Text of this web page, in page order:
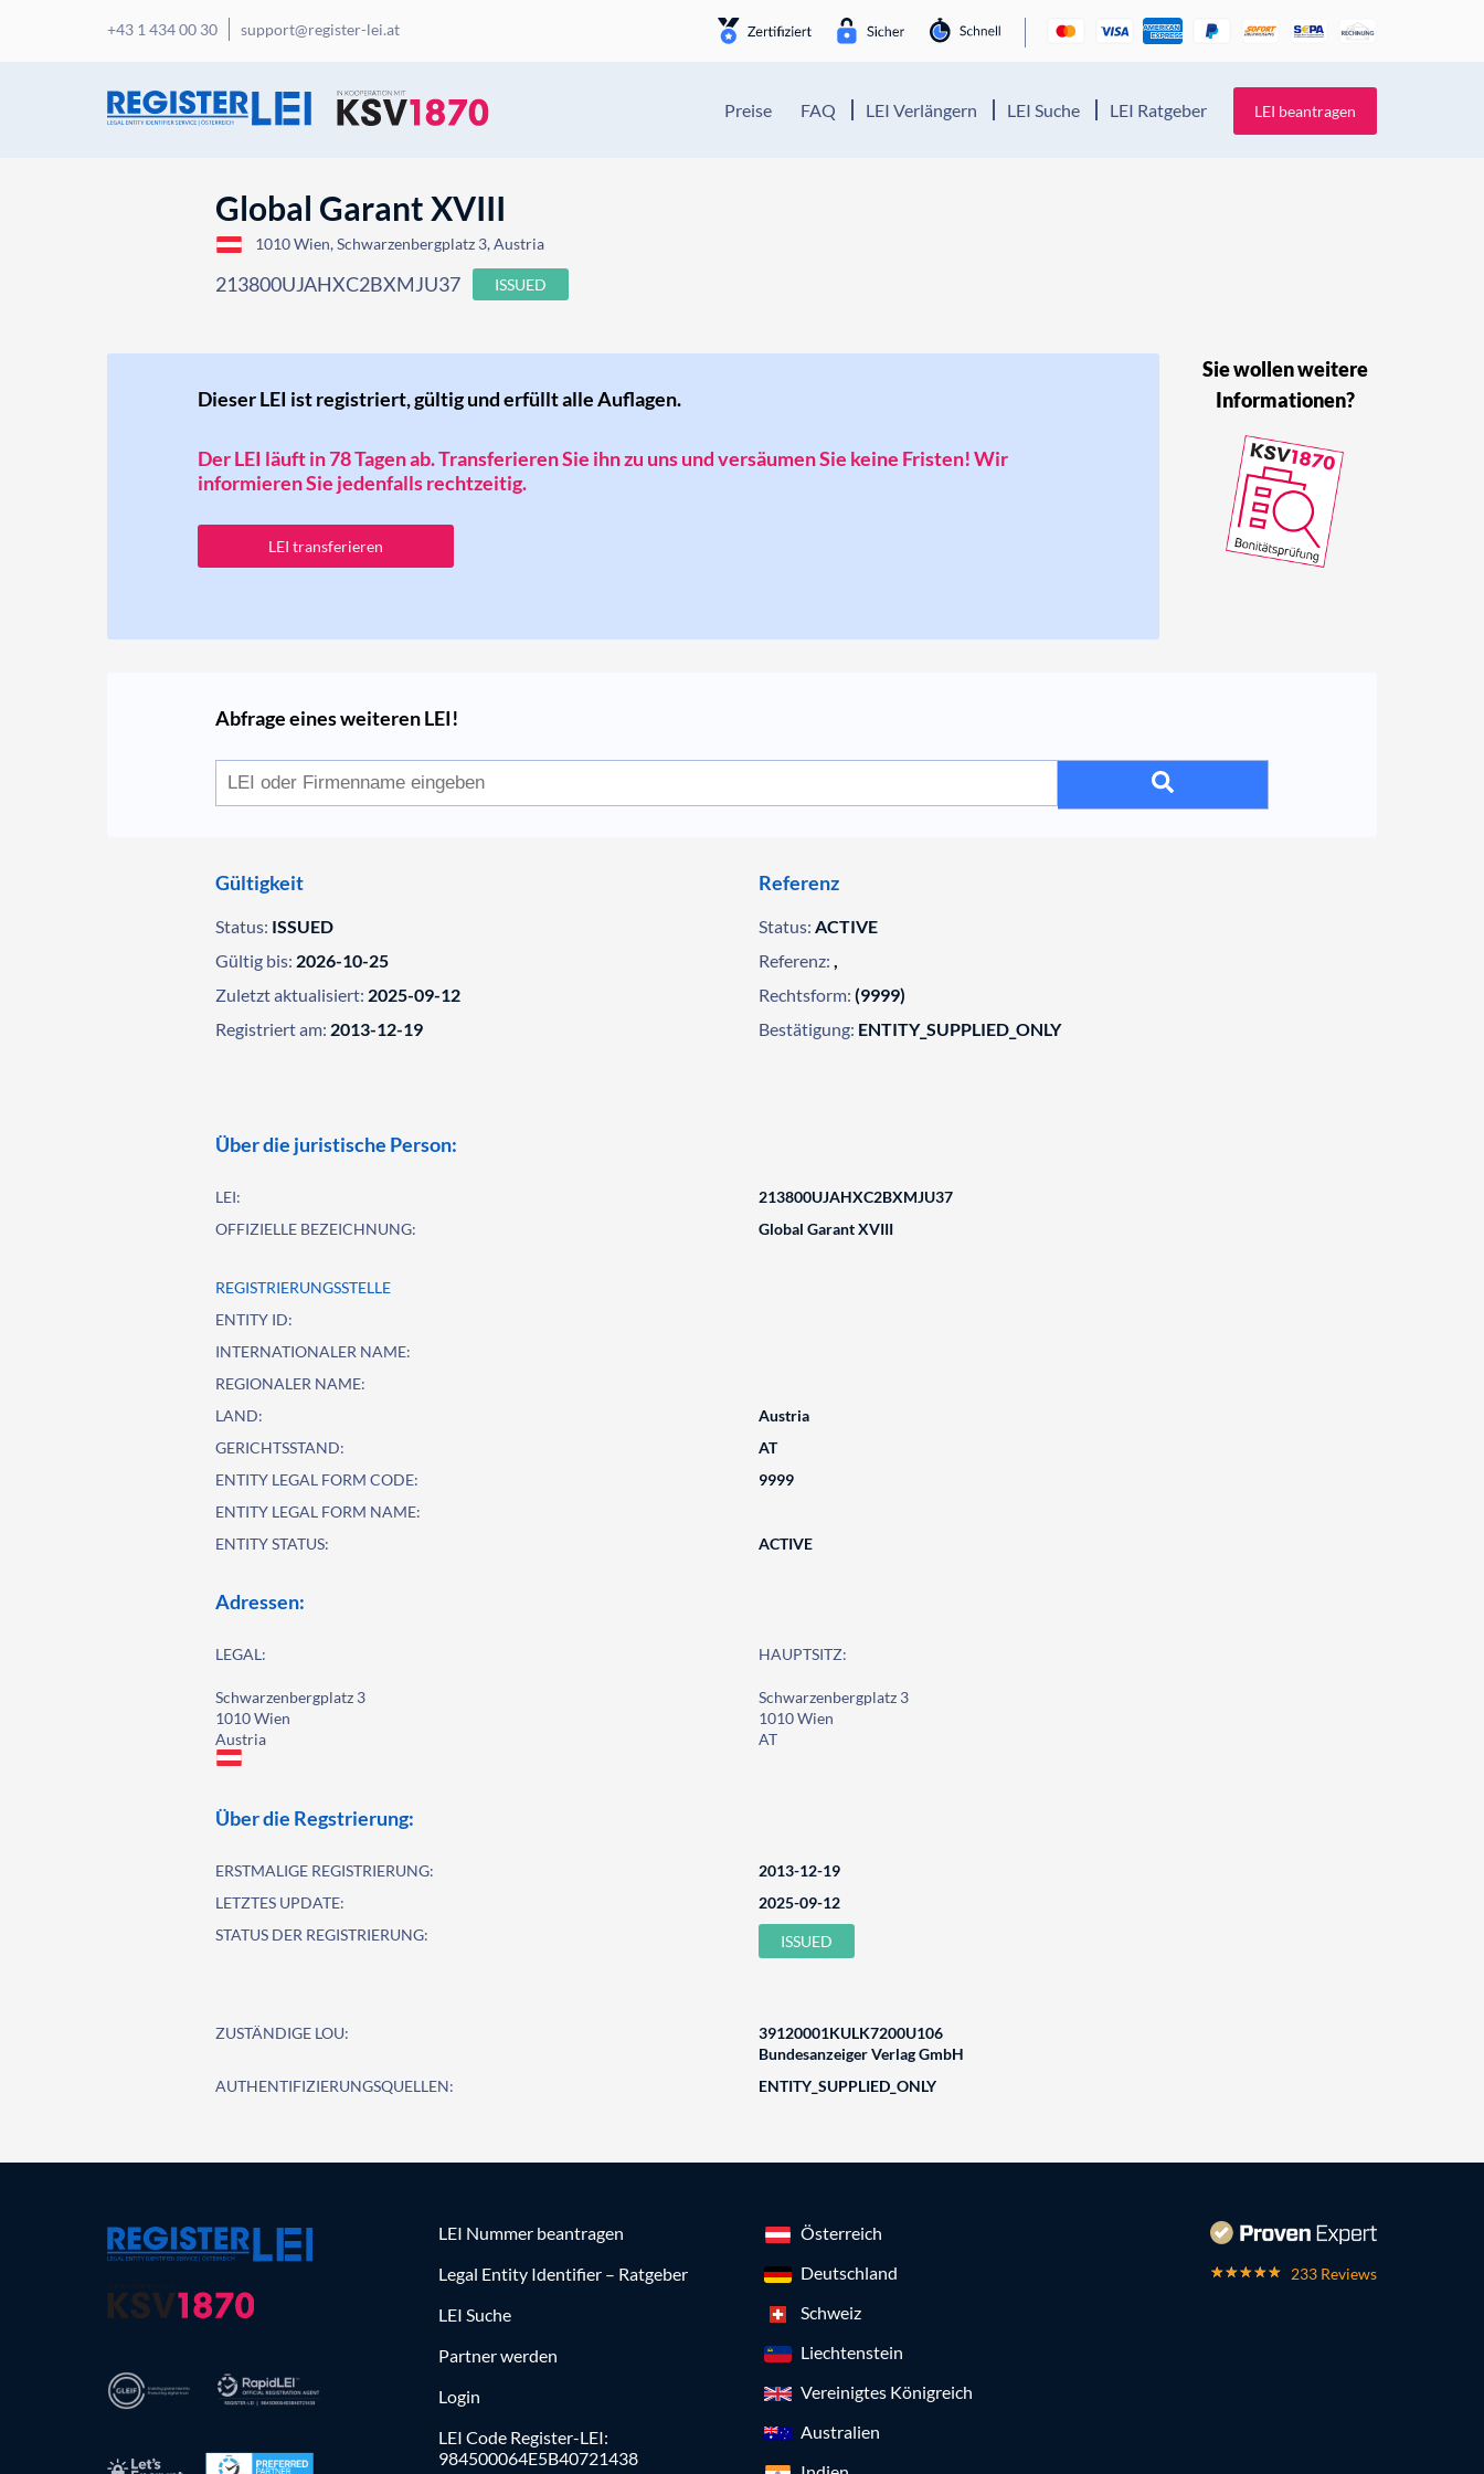
+43 1 434 00 30 support@register-lei.at
Preise FAQ LEI Verlängern LEI Suche LEI Ratgeber LEI beantragen
Global Garant XVIII
1010 Wien, Schwarzenbergplatz 3, Austria
213800UJAHXC2BXMJU37 ISSUED
Dieser LEI ist registriert, gültig und erfüllt alle Auflagen.
Der LEI läuft in 78 Tagen ab. Transferieren Sie ihn zu uns und versäumen Sie keine Fristen! Wir
informieren Sie jedenfalls rechtzeitig.
LEI transferieren
Sie wollen weitere
Informationen?
Abfrage eines weiteren LEI!
Gültigkeit
Status: ISSUED
Gültig bis: 2026-10-25
Zuletzt aktualisiert: 2025-09-12
Registriert am: 2013-12-19
Referenz
Status: ACTIVE
Referenz: ,
Rechtsform: (9999)
Bestätigung: ENTITY_SUPPLIED_ONLY
Über die juristische Person:
LEI:
213800UJAHXC2BXMJU37
OFFIZIELLE BEZEICHNUNG:
Global Garant XVIII
REGISTRIERUNGSSTELLE
ENTITY ID:
INTERNATIONALER NAME:
REGIONALER NAME:
LAND:
Austria
GERICHTSSTAND:
AT
ENTITY LEGAL FORM CODE:
9999
ENTITY LEGAL FORM NAME:
ENTITY STATUS:
ACTIVE
Adressen:
LEGAL:
Schwarzenbergplatz 3
1010 Wien
Austria
HAUPTSITZ:
Schwarzenbergplatz 3
1010 Wien
AT
Über die Regstrierung:
ERSTMALIGE REGISTRIERUNG:
2013-12-19
LETZTES UPDATE:
2025-09-12
STATUS DER REGISTRIERUNG:
ISSUED
ZUSTÄNDIGE LOU:
39120001KULK7200U106
Bundesanzeiger Verlag GmbH
AUTHENTIFIZIERUNGSQUELLEN:
ENTITY_SUPPLIED_ONLY
LEI Nummer beantragen
Legal Entity Identifier – Ratgeber
LEI Suche
Partner werden
Login
LEI Code Register-LEI:
984500064E5B40721438
Österreich
Deutschland
Schweiz
Liechtenstein
Vereinigtes Königreich
Australien
233 Reviews